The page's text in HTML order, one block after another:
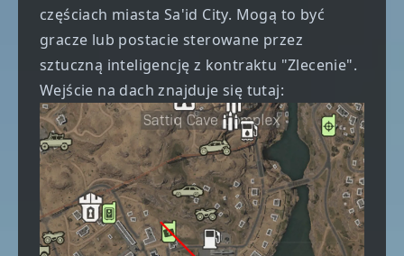
częściach miasta Sa'id City. Mogą to być
gracze lub postacie sterowane przez
sztuczną inteligencję z kontraktu "Zlecenie".
Wejście na dach znajduje się tutaj: